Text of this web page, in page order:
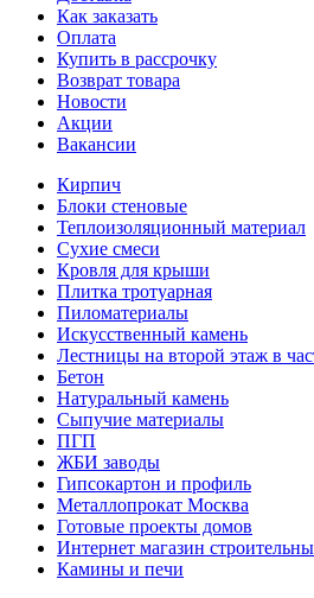
Как заказать
Оплата
Купить в рассрочку
Возврат товара
Новости
Акции
Вакансии
Кирпич
Блоки стеновые
Теплоизоляционный материал
Сухие смеси
Кровля для крыши
Плитка тротуарная
Пиломатериалы
Искусственный камень
Лестницы на второй этаж в
Бетон
Натуральный камень
Сыпучие материалы
ПГП
ЖБИ заводы
Гипсокартон и профиль
Металлопрокат Москва
Готовые проекты домов
Интернет магазин
Камины и печи